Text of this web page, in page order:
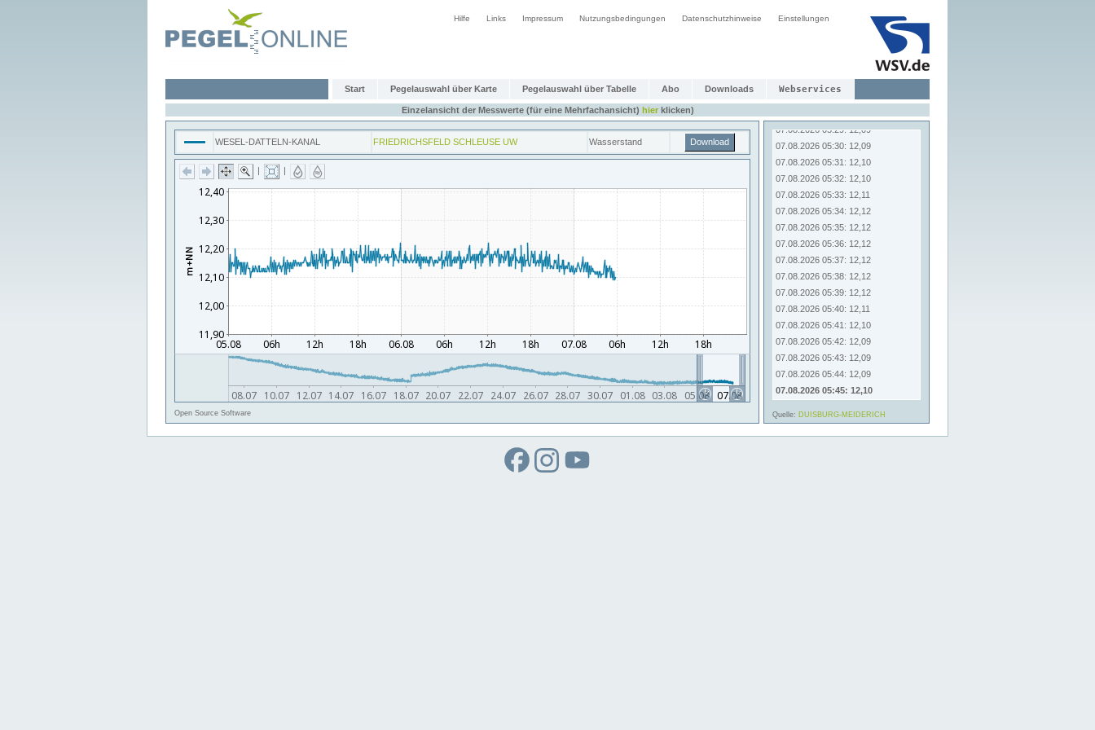
Hilfe Links Impressum Nutzungsbedingungen Datenschutzhinweise Einstellungen
Start Pegelauswahl über Karte Pegelauswahl über Tabelle Abo Downloads Webservices
Einzelansicht der Messwerte (für eine Mehrfachansicht) hierklicken)
WESEL-DATTELN-KANAL FRIEDRICHSFELD SCHLEUSE UW Wasserstand Download
| |
Open Source Software
07.08.2026 05:22: 12,12
07.08.2026 05:26: 12,11
07.08.2026 05:29: 12,09
07.08.2026 05:30: 12,09
07.08.2026 05:31: 12,10
07.08.2026 05:32: 12,10
07.08.2026 05:33: 12,11
07.08.2026 05:34: 12,12
07.08.2026 05:35: 12,12
07.08.2026 05:36: 12,12
07.08.2026 05:37: 12,12
07.08.2026 05:38: 12,12
07.08.2026 05:39: 12,12
07.08.2026 05:40: 12,11
07.08.2026 05:41: 12,10
07.08.2026 05:42: 12,09
07.08.2026 05:43: 12,09
07.08.2026 05:44: 12,09
07.08.2026 05:45: 12,10
Quelle: DUISBURG-MEIDERICH